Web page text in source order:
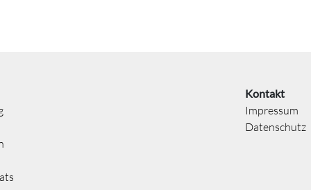
Kontakt
Impressum
Datenschutz